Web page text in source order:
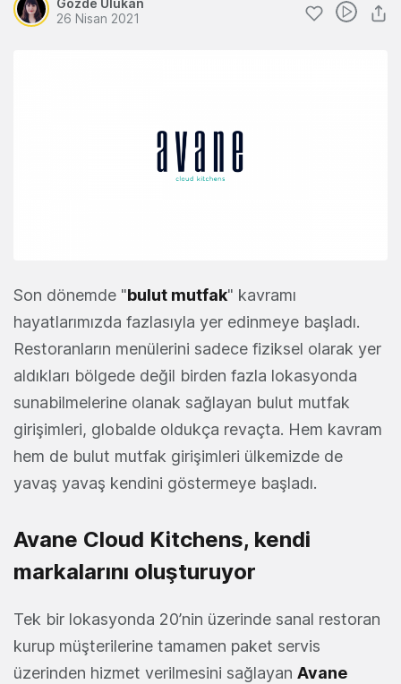
Gözde Ulukan
26 Nisan 2021
Son dönemde "bulut mutfak" kavramı
hayatlarımızda fazlasıyla yer edinmeye başladı.
Restoranların menülerini sadece fiziksel olarak yer
aldıkları bölgede değil birden fazla lokasyonda
sunabilmelerine olanak sağlayan bulut mutfak
girişimleri, globalde oldukça revaçta. Hem kavram
hem de bulut mutfak girişimleri ülkemizde de
yavaş yavaş kendini göstermeye başladı.
Avane Cloud Kitchens, kendi
markalarını oluşturuyor
Tek bir lokasyonda 20’nin üzerinde sanal restoran
kurup müşterilerine tamamen paket servis
üzerinden hizmet verilmesini sağlayan Avane